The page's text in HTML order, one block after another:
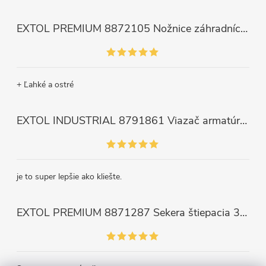
EXTOL PREMIUM 8872105 Nožnice záhradnícke dlhé úzke, 200mm, max. prestrih Ø6mm
+ Ľahké a ostré
EXTOL INDUSTRIAL 8791861 Viazač armatúr aku Share20V, bez aku, drôt 0,8mm, oko 8-34mm, bezuhlíkový motor
je to super lepšie ako kliešte.
EXTOL PREMIUM 8871287 Sekera štiepacia 3500g, nylónová násada 910mm